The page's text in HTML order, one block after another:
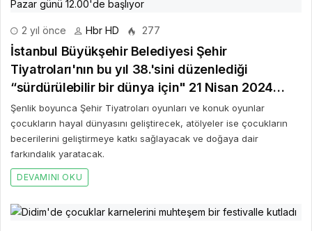
2 yıl önce Hbr HD 277
İstanbul Büyükşehir Belediyesi Şehir
Tiyatroları'nın bu yıl 38.'sini düzenlediği
“sürdürülebilir bir dünya için" 21 Nisan 2024
Pazar günü 12.00'de başlıyor
Şenlik boyunca Şehir Tiyatroları oyunları ve konuk oyunlar
çocukların hayal dünyasını geliştirecek, atölyeler ise çocukların
becerilerini geliştirmeye katkı sağlayacak ve doğaya dair
farkındalık yaratacak.
DEVAMINI OKU